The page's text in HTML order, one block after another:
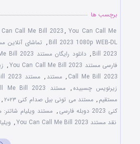
برچسب ها
Call Me Bill 2023,You Can Call Me
Bill 2023 1080p WEB-DL
,
Bill 2023
, دانلود رایگان مستند You Can Call Me Bill 2023
فارسی مستند You Can Call Me Bill 2023
,
Call Me Bill 2023
, مستند ,
زیرنویس چسبیده ,
مستقیم , مستند می تونی بیل صدام کنی ۲۰۲۳ ,
کنی 2023 دوبله فارسی
, مستند ویلیام
نقد مستند You Can Call Me Bill 2023
,